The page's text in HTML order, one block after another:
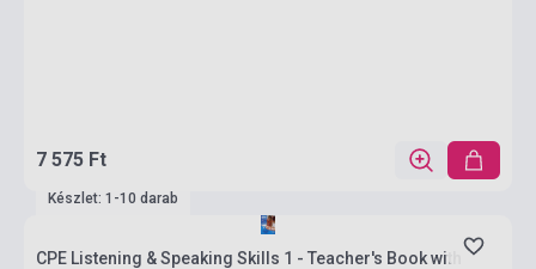
7 575 Ft
Készlet: 1-10 darab
CPE Listening & Speaking Skills 1 - Teacher's Book with